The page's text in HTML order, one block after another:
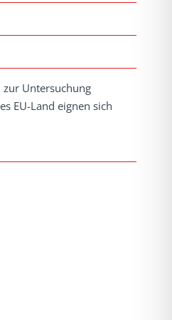
zur Untersuchung
EU-Land eignen sich